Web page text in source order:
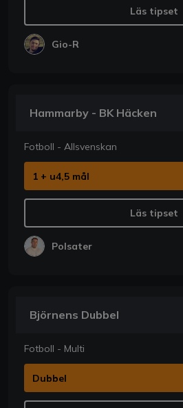
Läs tipset
Gio-R
Hammarby - BK Häcken
Fotboll - Allsvenskan
1 + u4,5 mål
Läs tipset
Polsater
Björnens Dubbel
Fotboll - Multi
Dubbel